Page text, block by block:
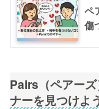
ペ
傷
Pairs（ペアー
ナーを見つけよ